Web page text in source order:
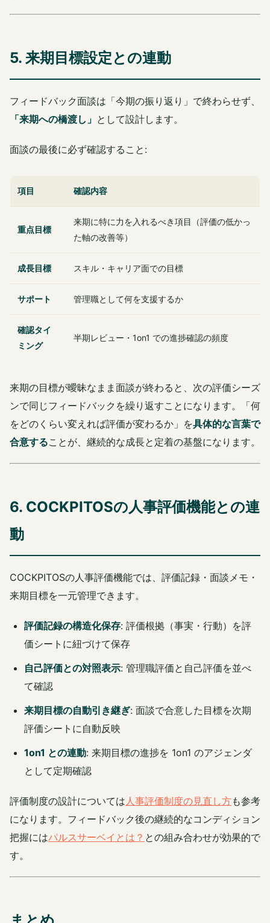
5. 来期目標設定との連動
フィードバック面談は「今期の振り返り」で終わらせず、
「来期への橋渡し」 として設計します。
面談の最後に必ず確認すること:
項目 確認内容
重点目標
来期に特に力を入れるべき項目（評価の低かっ
た軸の改善等）
成長目標 スキル・キャリア面での目標
サポート 管理職として何を支援するか
確認タイ
ミング
半期レビュー・1on1 での進捗確認の頻度
来期の目標が曖昧なまま面談が終わると、次の評価シーズ
ンで同じフィードバックを繰り返すことになります。「何
をどのくらい変えれば評価が変わるか」を具体的な言葉で
合意することが、継続的な成長と定着の基盤になります。
6. COCKPITOSの人事評価機能との連
動
COCKPITOSの人事評価機能では、評価記録・面談メモ・
来期目標を一元管理できます。
評価記録の構造化保存: 評価根拠（事実・行動）を評
価シートに紐づけて保存
自己評価との対照表示: 管理職評価と自己評価を並べ
て確認
来期目標の自動引き継ぎ: 面談で合意した目標を次期
評価シートに自動反映
1on1 との連動: 来期目標の進捗を 1on1 のアジェンダ
として定期確認
評価制度の設計については人事評価制度の見直し方も参考
になります。フィードバック後の継続的なコンディション
把握にはパルスサーベイとは？ との組み合わせが効果的で
す。